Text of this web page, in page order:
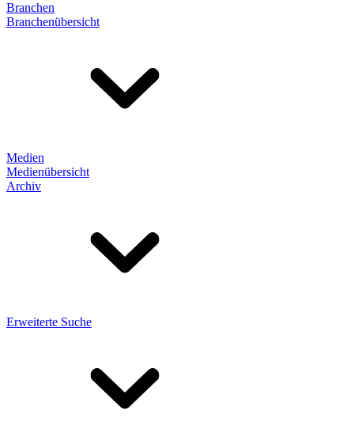
Branchen
Branchenübersicht
Medien
Medienübersicht
Archiv
Erweiterte Suche